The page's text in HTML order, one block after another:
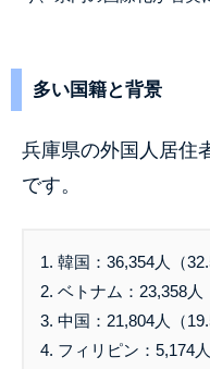
多い国籍と背景
兵庫県の外国人居住
です。
1. 韓国：36,354人（
2. ベトナム：23,358人
3. 中国：21,804人（
4. フィリピン：5,174人